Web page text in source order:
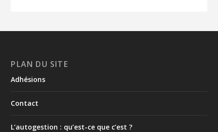
PLAN DU SITE
Adhésions
Contact
L’autogestion : qu’est-ce que c’est ?